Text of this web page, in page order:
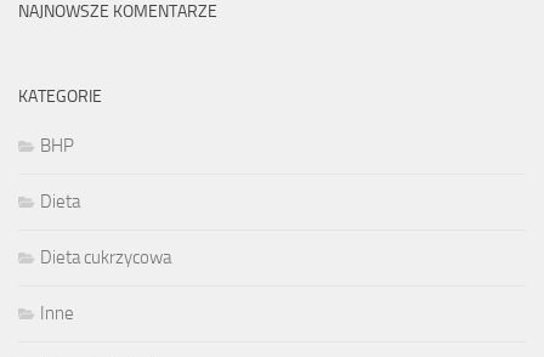
NAJNOWSZE KOMENTARZE
KATEGORIE
BHP
Dieta
Dieta cukrzycowa
Inne